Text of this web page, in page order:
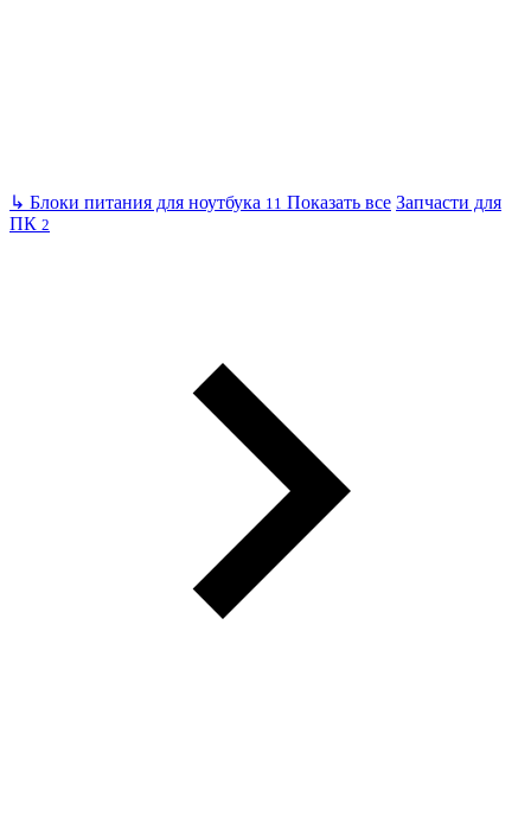
↳ Блоки питания для ноутбука 11 Показать все Запчасти для
ПК 2